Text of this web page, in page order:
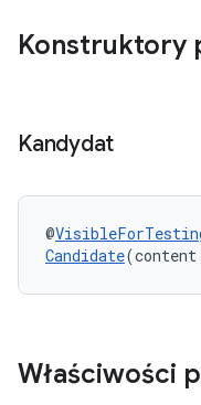
Konstruktory
Kandydat
@
Candidate
Właściwości